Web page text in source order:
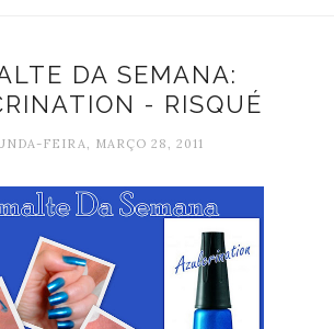
DA SEMANA:
- RISQUÉ
FEIRA, MARÇO 28, 2011